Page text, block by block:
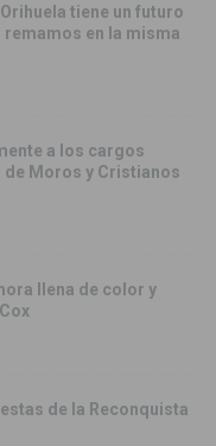
tiene un futuro
en la misma
a los cargos
Moros y Cristianos
llena de color y
de la Reconquista